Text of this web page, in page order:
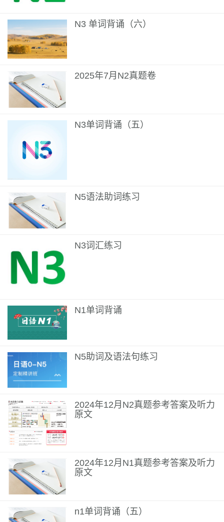
N3 单词背诵（六）
2025年7月N2真题卷
N3单词背诵（五）
N5语法助词练习
N3词汇练习
N1单词背诵
N5助词及语法句练习
2024年12月N2真题参考答案及听力
原文
2024年12月N1真题参考答案及听力
原文
n1单词背诵（五）